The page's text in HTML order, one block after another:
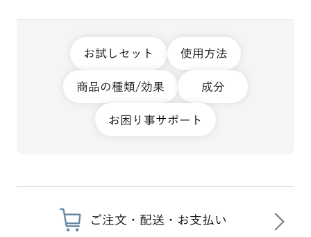
お試しセット 使用方法
商品の種類/効果 成分
お困り事サポート
ご注文・配送・お支払い